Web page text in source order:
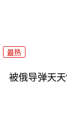
最热
被俄导弹天天